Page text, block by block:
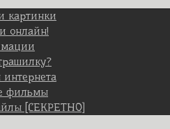
картинки
онлайн!
фильмы
[СЕКРЕТНО]